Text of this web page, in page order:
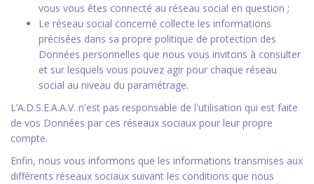
vous vous êtes connecté au réseau social en question ;
Le réseau social concerné collecte les informations
précisées dans sa propre politique de protection des
Données personnelles que nous vous invitons à consulter
et sur lesquels vous pouvez agir pour chaque réseau
social au niveau du paramétrage.
L’A.D.S.E.A.A.V. n'est pas responsable de l'utilisation qui est faite
de vos Données par ces réseaux sociaux pour leur propre
compte.
Enfin, nous vous informons que les informations transmises aux
différents réseaux sociaux suivant les conditions que nous